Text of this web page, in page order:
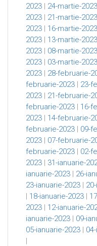
2023 | 24-martie-2023
2023 | 21-martie-2023
2023 | 16-martie-2023
2023 | 13-martie-2023
2023 | 08-martie-2023
2023 | 03-martie-2023
2023 | 28-februarie-
februarie-2023 | 23-
2023 | 21-februarie-
februarie-2023 | 16-
2023 | 14-februarie-
februarie-2023 | 09-
2023 | 07-februarie-
februarie-2023 | 02-
2023 | 31-ianuarie-
ianuarie-2023 | 26-
23-ianuarie-2023 |
| 18-ianuarie-2023 |
2023 | 12-ianuarie-
ianuarie-2023 | 09-
05-ianuarie-2023 |
|